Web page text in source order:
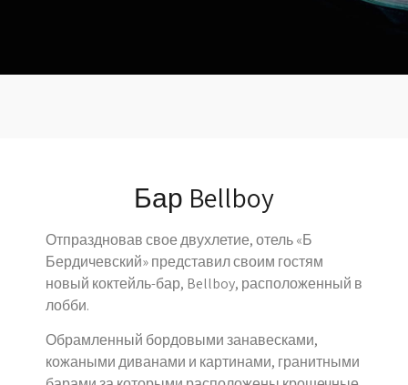
Бар Bellboy
Отпраздновав свое двухлетие, отель «Б
Бердичевский» представил своим гостям
новый коктейль-бар, Bellboy, расположенный в
лобби.
Обрамленный бордовыми занавесками,
кожаными диванами и картинами, гранитными